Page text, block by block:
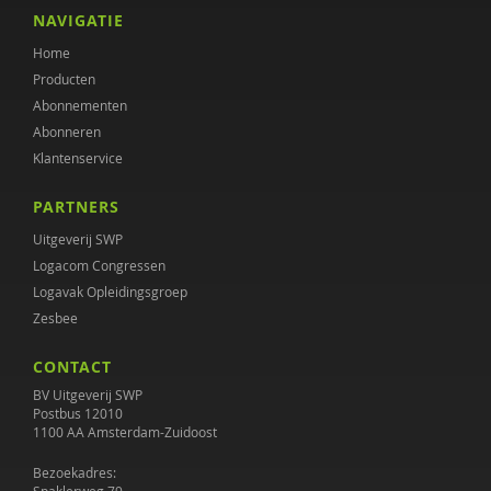
NAVIGATIE
Home
Producten
Abonnementen
Abonneren
Klantenservice
PARTNERS
Uitgeverij SWP
Logacom Congressen
Logavak Opleidingsgroep
Zesbee
CONTACT
BV Uitgeverij SWP
Postbus 12010
1100 AA Amsterdam-Zuidoost
Bezoekadres: